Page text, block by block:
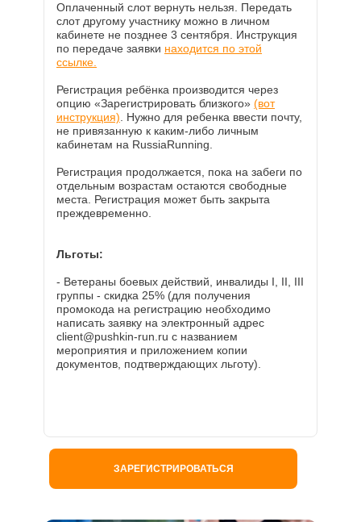
Оплаченный слот вернуть нельзя. Передать
слот другому участнику можно в личном
кабинете не позднее 3 сентября. Инструкция
по передаче заявки находится по этой
ссылке.
Регистрация ребёнка производится через
опцию «Зарегистрировать близкого» (вот
инструкция) . Нужно для ребенка ввести почту,
не привязанную к каким-либо личным
кабинетам на RussiaRunning.
Регистрация продолжается, пока на забеги по
отдельным возрастам остаются свободные
места. Регистрация может быть закрыта
преждевременно.
Льготы:
- Ветераны боевых действий, инвалиды I, II, III
группы - скидка 25% (для получения
промокода на регистрацию необходимо
написать заявку на электронный адрес
client@pushkin-run.ru с названием
мероприятия и приложением копии
документов, подтверждающих льготу).
ЗАРЕГИСТРИРОВАТЬСЯ